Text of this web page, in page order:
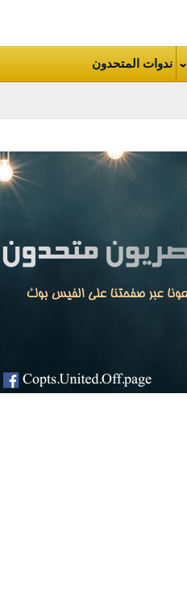
ندوات المتحدون